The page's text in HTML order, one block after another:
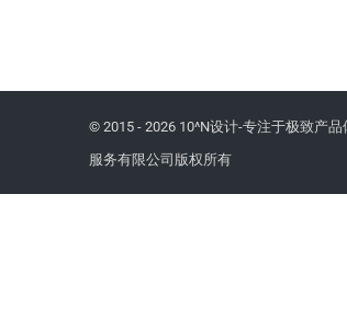
© 2015 -2026 10^N设计-专注于极致产
服务有限公司版权所有